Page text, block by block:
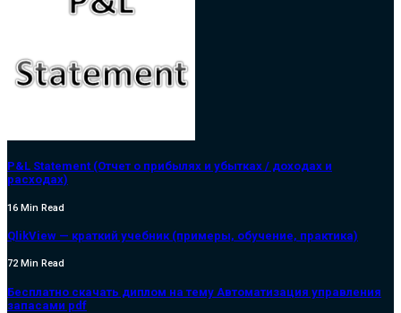
P&L Statement (Отчет о прибылях и убытках / доходах и
расходах)
16 Min Read
QlikView — краткий учебник (примеры, обучение, практика)
72 Min Read
Бесплатно скачать диплом на тему Автоматизация управления
запасами pdf